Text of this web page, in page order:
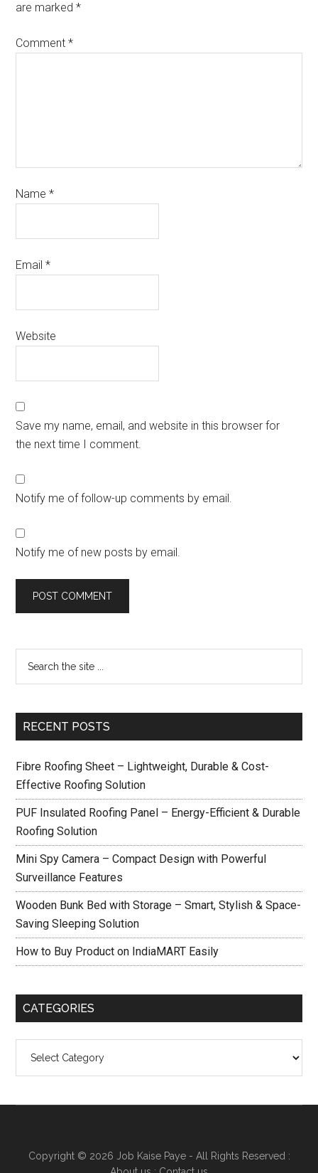
are marked*
Comment*
Name*
Email*
Website
Save my name, email, and website in this browser for
the next time I comment.
Notify me of follow-up comments by email.
Notify me of new posts by email.
RECENT POSTS
Fibre Roofing Sheet – Lightweight, Durable & Cost-
Effective Roofing Solution
PUF Insulated Roofing Panel – Energy-Efficient & Durable
Roofing Solution
Mini Spy Camera – Compact Design with Powerful
Surveillance Features
Wooden Bunk Bed with Storage – Smart, Stylish & Space-
Saving Sleeping Solution
How to Buy Product on IndiaMART Easily
CATEGORIES
Copyright © 2026 Job Kaise Paye- All Rights Reserved :